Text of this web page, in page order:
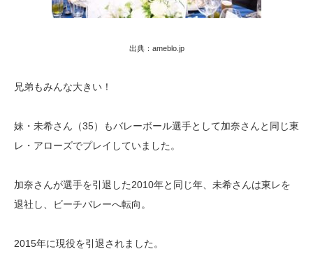
出典：ameblo.jp
兄弟もみんな大きい！
妹・未希さん（35）もバレーボール選手として加奈さんと同じ東
レ・アローズでプレイしていました。
加奈さんが選手を引退した2010年と同じ年、未希さんは東レを
退社し、ビーチバレーへ転向。
2015年に現役を引退されました。